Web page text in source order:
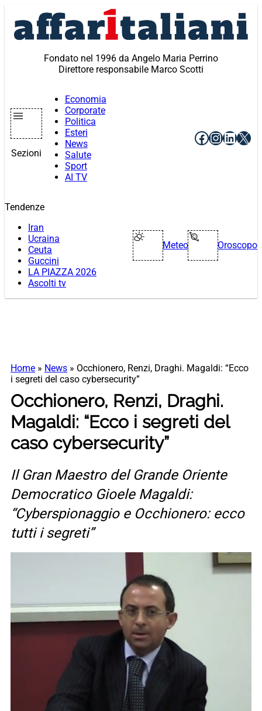
contenuto
Fondato nel 1996 da Angelo Maria Perrino
Direttore responsabile Marco Scotti
Sezioni
Economia
Corporate
Politica
Esteri
News
Salute
Sport
AI TV
Facebook
X
Tendenze
Iran
Ucraina
Ceuta
Guccini
LA PIAZZA 2026
Ascolti tv
Meteo Oroscopo
Home » News » Occhionero, Renzi, Draghi. Magaldi: “Ecco
i segreti del caso cybersecurity”
Occhionero, Renzi, Draghi.
Magaldi: “Ecco i segreti del
caso cybersecurity”
Il Gran Maestro del Grande Oriente
Democratico Gioele Magaldi:
“Cyberspionaggio e Occhionero: ecco
tutti i segreti”